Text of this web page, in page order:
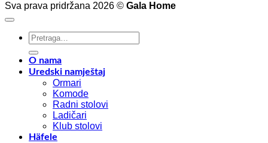
Sva prava pridržana 2026 © Gala Home
Pretraži:
O nama
Uredski namještaj
Ormari
Komode
Radni stolovi
Ladičari
Klub stolovi
Häfele